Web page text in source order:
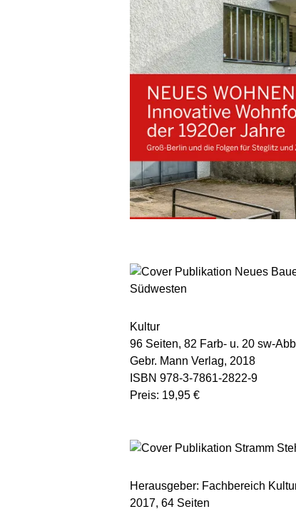
Kultur
96 Seiten, 82 Farb- u. 20 sw-
Gebr. Mann Verlag, 2018
ISBN 978-3-7861-2822-9
Preis: 19,95 €
Herausgeber: Fachbereich
2017, 64 Seiten